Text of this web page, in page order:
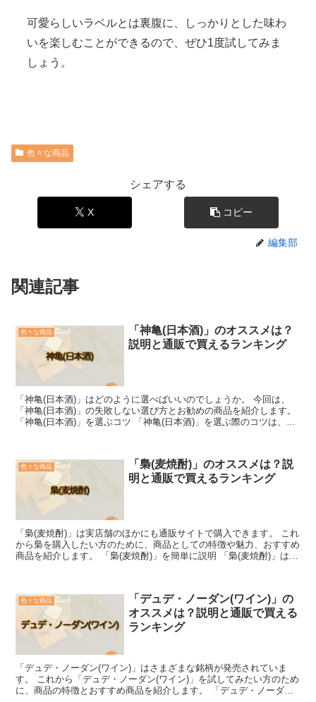
可愛らしいラベルとは裏腹に、しっかりとした味わ
いを楽しむことができるので、ぜひ1度試してみま
しょう。
色々な商品
シェアする
X コピー
編集部
関連記事
色々な商品
「神亀(日本酒)」のオススメは？
説明と通販で買えるランキング
「神亀(日本酒)」はどのように選べばいいのでしょうか。 今回は、
「神亀(日本酒)」の失敗しない選び方とお勧めの商品を紹介します。
「神亀(日本酒)」を選ぶコツ 「神亀(日本酒)」を選ぶ際のコツは、そ
色々な商品
「梟(麦焼酎)」のオススメは？説
明と通販で買えるランキング
「梟(麦焼酎)」は実店舗のほかにも通販サイトで購入できます。 これ
から梟を購入したい方のために、商品としての特徴や魅力、おすすめ
商品を紹介します。 「梟(麦焼酎)」を簡単に説明 「梟(麦焼酎)」は希
色々な商品
「デュデ・ノーダン(ワイン)」の
オススメは？説明と通販で買える
ランキング
「デュデ・ノーダン(ワイン)」はさまざまな銘柄が発売されていま
す。 これから「デュデ・ノーダン(ワイン)」を試してみたい方のため
に、商品の特徴とおすすめ商品を紹介します。 「デュデ・ノーダン